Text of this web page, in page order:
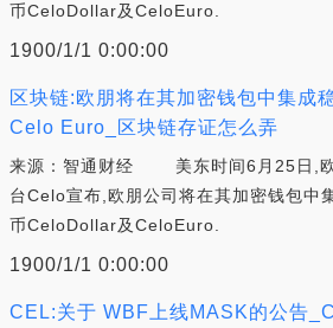
币CeloDollar及CeloEuro.
1900/1/1 0:00:00
区块链:欧朋将在其加密钱包中集成
Celo Euro_区块链存证怎么弄
来源：智通财经 美东时间6月25日,欧
台Celo宣布,欧朋公司将在其加密钱包中
币CeloDollar及CeloEuro.
1900/1/1 0:00:00
CEL:关于 WBF上线MASK的公告